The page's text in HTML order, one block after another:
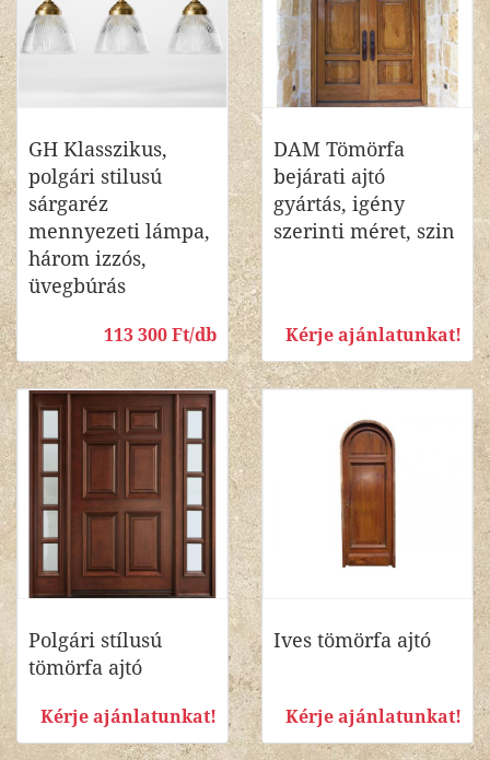
GH Klasszikus,
polgári stilusú
sárgaréz
mennyezeti lámpa,
három izzós,
üvegbúrás
113 300 Ft/db
DAM Tömörfa
bejárati ajtó
gyártás, igény
szerinti méret, szin
Kérje ajánlatunkat!
Polgári stílusú
tömörfa ajtó
Kérje ajánlatunkat!
Ives tömörfa ajtó
Kérje ajánlatunkat!